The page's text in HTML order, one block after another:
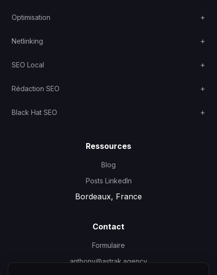
Optimisation
Netlinking
SEO Local
Rédaction SEO
Black Hat SEO
Ressources
Blog
Posts LinkedIn
Bordeaux, France
Contact
Formulaire
anthony@astrak.agency